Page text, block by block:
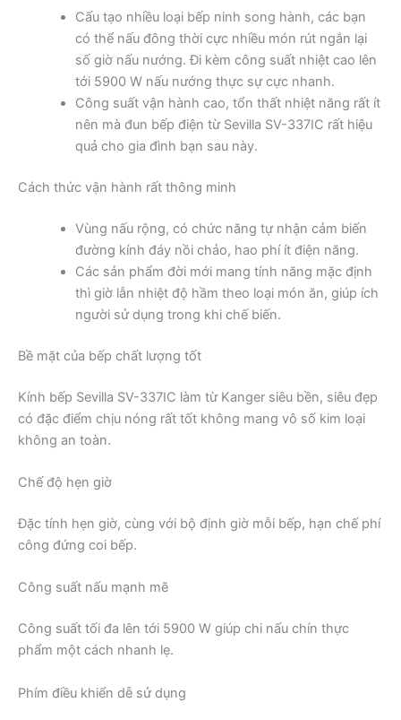
Cấu tạo nhiều loại bếp ninh song hành, các bạn
có thể nấu đông thời cực nhiều món rút ngắn lại
số giờ nấu nướng. Đi kèm công suất nhiệt cao lên
tới 5900 W nấu nướng thực sự cực nhanh.
Công suất vận hành cao, tổn thất nhiệt năng rất ít
nên mà đun bếp điện từ Sevilla SV-337IC rất hiệu
quả cho gia đình bạn sau này.
Cách thức vận hành rất thông minh
Vùng nấu rộng, có chức năng tự nhận cảm biến
đường kính đáy nồi chảo, hao phí ít điện năng.
Các sản phẩm đời mới mang tính năng mặc định
thì giờ lẫn nhiệt độ hầm theo loại món ăn, giúp ích
người sử dụng trong khi chế biến.
Bề mặt của bếp chất lượng tốt
Kính bếp Sevilla SV-337IC làm từ Kanger siêu bền, siêu đẹp
có đặc điểm chịu nóng rất tốt không mang vô số kim loại
không an toàn.
Chế độ hẹn giờ
Đặc tính hẹn giờ, cùng với bộ định giờ mỗi bếp, hạn chế phí
công đứng coi bếp.
Công suất nấu mạnh mẽ
Công suất tối đa lên tới 5900 W giúp chi nấu chín thực
phẩm một cách nhanh lẹ.
Phím điều khiển dễ sử dụng